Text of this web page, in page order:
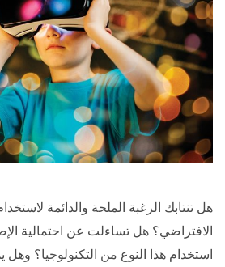
هل تنتابك الرغبة الملحة والدائمة
الافتراضي؟ هل تساءلت عن احتمالية
استخدام هذا النوع من التكنولوجيا؟ وهل